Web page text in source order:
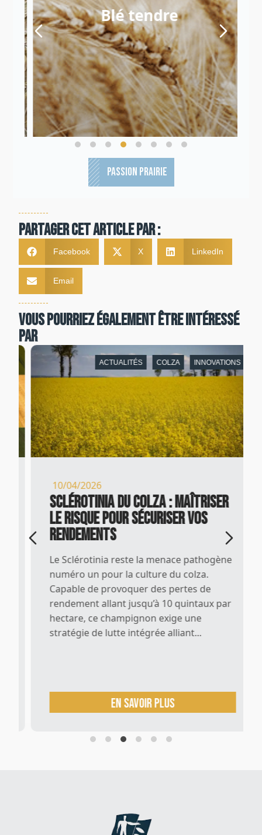
Blé tendre
PASSION PRAIRIE
Partager cet article par :
Facebook X LinkedIn
Email
Vous pourriez également être intéressé
par
ACTUALITÉS COLZA INNOVATIONS
10/04/2026
Sclérotinia du Colza : Maîtriser
le risque pour sécuriser vos
rendements
Le Sclérotinia reste la menace pathogène
numéro un pour la culture du colza.
Capable de provoquer des pertes de
rendement allant jusqu’à 10 quintaux par
hectare, ce champignon exige une
stratégie de lutte intégrée alliant...
En savoir plus